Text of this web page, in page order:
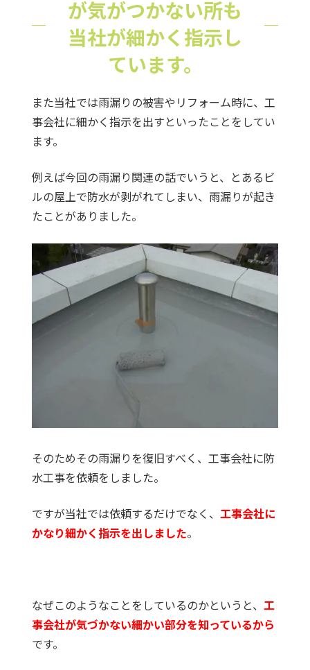
が気がつかない所も
当社が細かく指示し
ています。
また当社では雨漏りの被害やリフォーム時に、工
事会社に細かく指示を出すといったことをしてい
ます。
例えば今回の雨漏り関連の話でいうと、とあるビ
ルの屋上で防水が剥がれてしまい、雨漏りが起き
たことがありました。
そのためその雨漏りを復旧すべく、工事会社に防
水工事を依頼をしました。
ですが当社では依頼するだけでなく、工事会社に
かなり細かく指示を出しました。
なぜこのようなことをしているのかというと、工
事会社が気づかない細かい部分を知っているから
です。